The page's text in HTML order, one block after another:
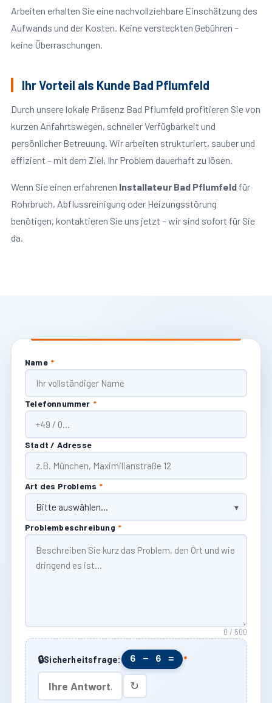
Arbeiten erhalten Sie eine nachvollziehbare Einschätzung des
Aufwands und der Kosten. Keine versteckten Gebühren –
keine Überraschungen.
Ihr Vorteil als Kunde Bad Pflumfeld
Durch unsere lokale Präsenz Bad Pflumfeld profitieren Sie von
kurzen Anfahrtswegen, schneller Verfügbarkeit und
persönlicher Betreuung. Wir arbeiten strukturiert, sauber und
effizient – mit dem Ziel, Ihr Problem dauerhaft zu lösen.
Wenn Sie einen erfahrenen Installateur Bad Pflumfeldfür
Rohrbruch, Abflussreinigung oder Heizungsstörung
benötigen, kontaktieren Sie uns jetzt – wir sind sofort für Sie
da.
Name *
Telefonnummer *
Stadt / Adresse
Art des Problems *
Problembeschreibung *
0 / 500
🔒Sicherheitsfrage: 6 − 6 = *
↻